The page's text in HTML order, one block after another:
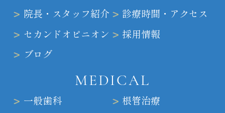
院長・スタッフ紹介 診療時間・アクセス
セカンドオピニオン 採用情報
ブログ
MEDICAL
一般歯科 根管治療